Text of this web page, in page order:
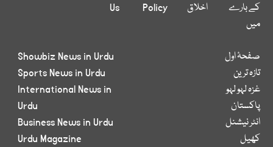
کے بارے
میں
اخلاق
Policy
Us
صفحۂ اول
تازہ ترین
غزہ لہو لہو
پاکستان
انٹر نیشنل
کھیل
Showbiz News in Urdu
Sports News in Urdu
International News in
Urdu
Business News in Urdu
Urdu Magazine